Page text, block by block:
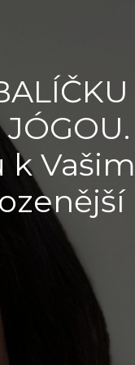
k Vašim